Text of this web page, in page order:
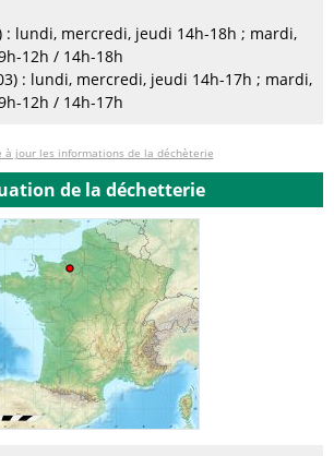
: lundi, mercredi, jeudi 14h-18h ; mardi,
12h / 14h-18h
: lundi, mercredi, jeudi 14h-17h ; mardi,
12h / 14h-17h
à jour les informations de la déchèterie
de la déchetterie